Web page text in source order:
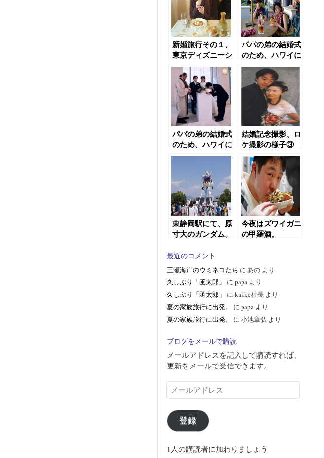
新婚旅行その１、
東京ディズニーシ
ー
パパの弟の結婚式
のため、ハワイに
て
パパの弟の結婚式
のため、ハワイに
て②
結婚記念撮影、ロ
ケ撮影の様子③
東静岡駅にて、原
寸大のガンダム。
今夜はズワイガニ
の甲羅酒。
最近のコメント
三瀬海岸のウミネコたち に あの より
久しぶり「函太郎」
に papa より
久しぶり「函太郎」
に kakke社長 より
夏の家族旅行に出発。
に papa より
夏の家族旅行に出発。
に 小池章弘 より
ブログをメールで購読
メールアドレスを記入して購読すれば、
更新をメールで受信できます。
メ
ー
ル
ア
ド
ス
登録
1人の購読者に加わりましょう